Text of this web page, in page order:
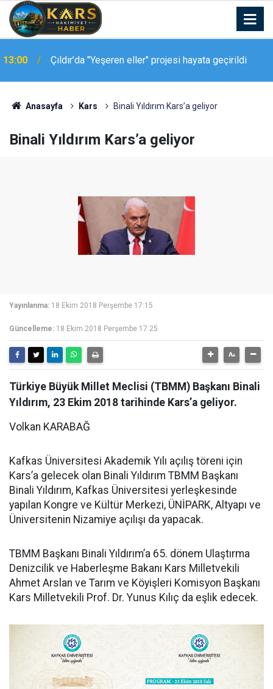
12:59 3 Bant Bilardo Heyecanı Kars’ta Başlıyor
Anasayfa Kars Binali Yıldırım Kars’a geliyor
Binali Yıldırım Kars’a geliyor
Yayınlanma: 18 Ekim 2018 Perşembe 17:15
Güncelleme: 18 Ekim 2018 Perşembe 17:25
Türkiye Büyük Millet Meclisi (TBMM) Başkanı Binali
Yıldırım, 23 Ekim 2018 tarihinde Kars’a geliyor.
Volkan KARABAĞ
Kafkas Üniversitesi Akademik Yılı açılış töreni için
Kars’a gelecek olan Binali Yıldırım TBMM Başkanı
Binali Yıldırım, Kafkas Üniversitesi yerleşkesinde
yapılan Kongre ve Kültür Merkezi, ÜNİPARK, Altyapı ve
Üniversitenin Nizamiye açılışı da yapacak.
TBMM Başkanı Binali Yıldırım’a 65. dönem Ulaştırma
Denizcilik ve Haberleşme Bakanı Kars Milletvekili
Ahmet Arslan ve Tarım ve Köyişleri Komisyon Başkanı
Kars Milletvekili Prof. Dr. Yunus Kılıç da eşlik edecek.